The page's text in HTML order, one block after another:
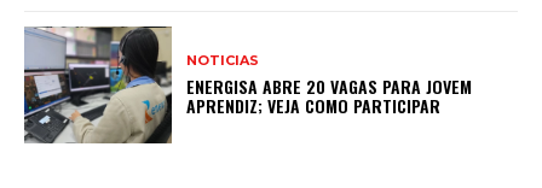
NOTICIAS
ENERGISA ABRE 20 VAGAS PARA JOVEM
APRENDIZ; VEJA COMO PARTICIPAR